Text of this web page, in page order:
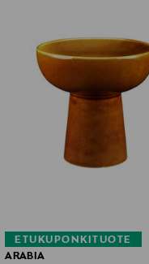
ETUKUPONKITUOTE
ARABIA